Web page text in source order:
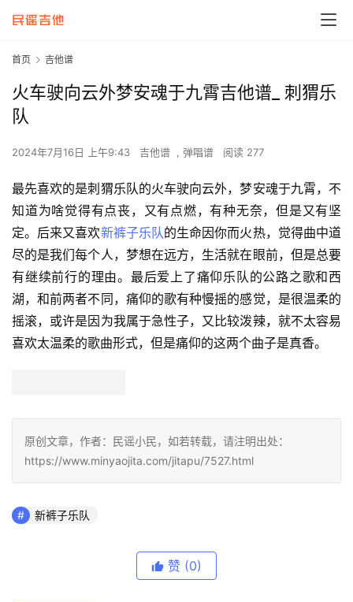
首页 吉他谱
火车驶向云外梦安魂于九霄吉他谱_ 刺猬乐
队
2024年7月16日 上午9:43 吉他谱 , 弹唱谱 阅读 277
最先喜欢的是刺猬乐队的火车驶向云外，梦安魂于九霄，不
知道为啥觉得有点丧，又有点燃，有种无奈，但是又有坚
定。后来又喜欢新裤子乐队的生命因你而火热，觉得曲中道
尽的是我们每个人，梦想在远方，生活就在眼前，但是总要
有继续前行的理由。最后爱上了痛仰乐队的公路之歌和西
湖，和前两者不同，痛仰的歌有种慢摇的感觉，是很温柔的
摇滚，或许是因为我属于急性子，又比较泼辣，就不太容易
喜欢太温柔的歌曲形式，但是痛仰的这两个曲子是真香。
原创文章，作者：民谣小民，如若转载，请注明出处：
https://www.minyaojita.com/jitapu/7527.html
新裤子乐队
赞 (0)